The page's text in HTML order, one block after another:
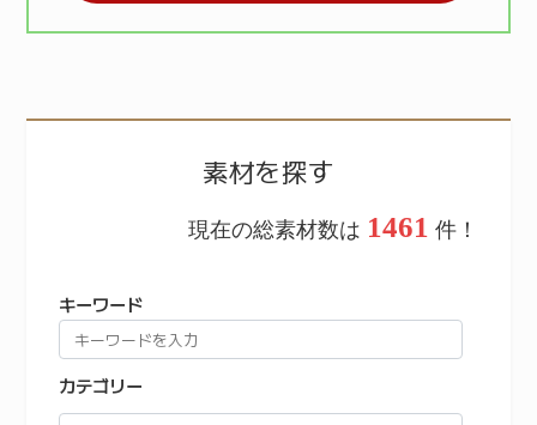
素材を探す
現在の総素材数は 1461 件！
キーワード
カテゴリー